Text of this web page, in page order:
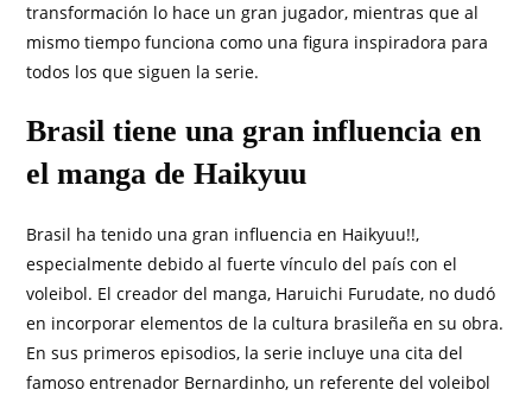
transformación lo hace un gran jugador, mientras que al
mismo tiempo funciona como una figura inspiradora para
todos los que siguen la serie.
Brasil tiene una gran influencia en
el manga de Haikyuu
Brasil ha tenido una gran influencia en Haikyuu!!,
especialmente debido al fuerte vínculo del país con el
voleibol. El creador del manga, Haruichi Furudate, no dudó
en incorporar elementos de la cultura brasileña en su obra.
En sus primeros episodios, la serie incluye una cita del
famoso entrenador Bernardinho, un referente del voleibol